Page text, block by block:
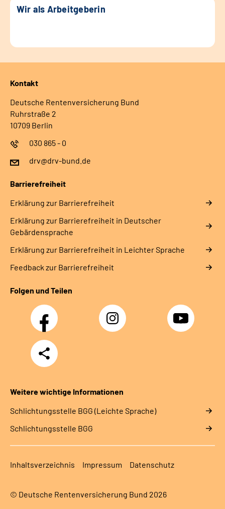
Wir als Arbeitgeberin
Kontakt
Deutsche Rentenversicherung Bund
Ruhrstraße 2
10709 Berlin
030 865 - 0
drv@drv-bund.de
Barrierefreiheit
Erklärung zur Barrierefreiheit
Erklärung zur Barrierefreiheit in Deutscher
Gebärdensprache
Erklärung zur Barrierefreiheit in Leichter Sprache
Feedback zur Barrierefreiheit
Folgen und Teilen
Facebook Instagram YouTube
Teilen
Weitere wichtige Informationen
Schlich­tungs­stel­le BGG (Leichte Sprache)
Schlich­tungs­stel­le BGG
Inhaltsverzeichnis Impressum Datenschutz
© Deutsche Rentenversicherung Bund 2026